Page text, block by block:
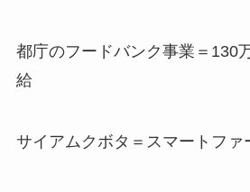
都庁のフードバンク事業＝130
給
サイアムクボタ＝スマートファ